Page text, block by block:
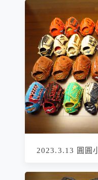
2023.3.13 圓圓